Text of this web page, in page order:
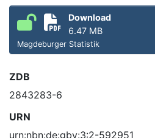
Download
6.47 MB
Magdeburger Statistik
ZDB
2843283-6
URN
urn:nbn:de:gbv:3:2-592951